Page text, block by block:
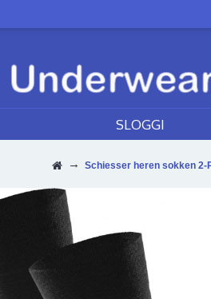
SLOGGI
Schiesser heren sokken 2-